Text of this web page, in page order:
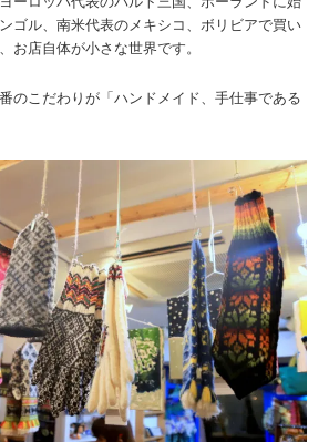
ゴル、南米代表のメキシコ、ボリビアで買い
お店自体が小さな世界です。
のこだわりが「ハンドメイド、手仕事である